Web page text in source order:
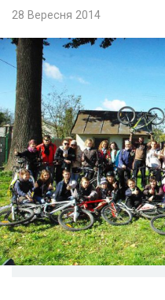
28 Вересня 2014